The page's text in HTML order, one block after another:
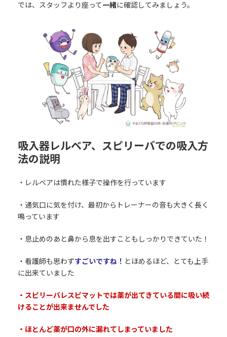
では、スタッフより座って一緒に確認してみましょう。
吸入器レルベア、スピリーバでの吸入方
法の説明
・レルベアは慣れた様子で操作を行っています
・通気口に気を付け、最初からトレーナーの音も大きく長く
鳴っています
・息止めのあと鼻から息を出すこともしっかりできていた！
・看護師も思わずすごいですね！ とほめるほど、とても上手
に出来ていました
・スピリーバレスピマットでは薬が出てきている間に吸い続
けることが出来ませんでした
・ほとんど薬が口の外に漏れてしまっていました